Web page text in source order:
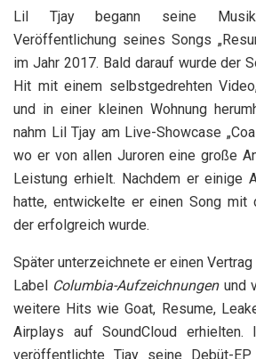
Lil Tjay begann seine
Veröffentlichung seines Songs
im Jahr 2017. Bald darauf wurde der
Hit mit einem selbstgedrehten
und in einer kleinen Wohnung
nahm Lil Tjay am Live-Showcase
wo er von allen Juroren eine große
Leistung erhielt. Nachdem er einige
hatte, entwickelte er einen Song mit
der erfolgreich wurde.
Später unterzeichnete er einen
Label Columbia-Aufzeichnungen und
weitere Hits wie Goat, Resume,
Airplays auf SoundCloud erhielten.
veröffentlichte Tjay seine Debüt-